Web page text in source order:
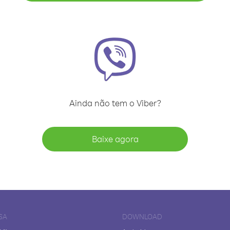
Ainda não tem o Viber?
Baixe agora
DOWNLOAD